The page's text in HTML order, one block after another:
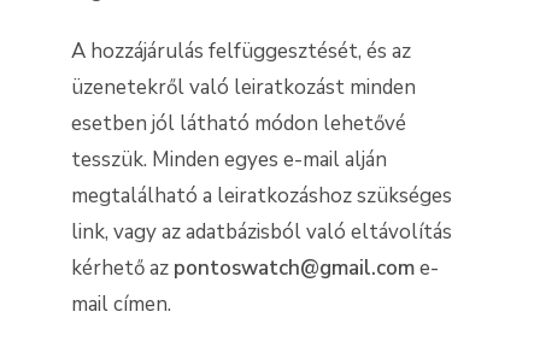
A hozzájárulás felfüggesztését, és az
üzenetekről való leiratkozást minden
esetben jól látható módon lehetővé
tesszük. Minden egyes e-mail alján
megtalálható a leiratkozáshoz szükséges
link, vagy az adatbázisból való eltávolítás
kérhető az pontoswatch@gmail.come-
mail címen.